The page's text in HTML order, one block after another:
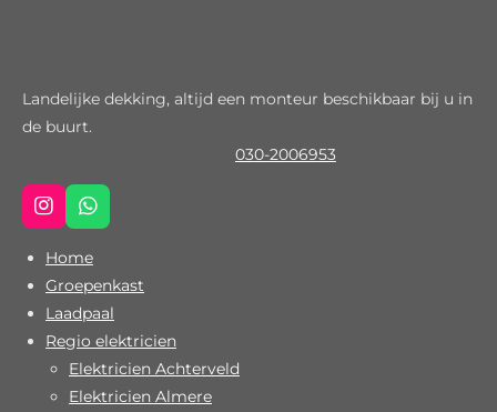
Landelijke dekking, altijd een monteur beschikbaar bij u in
de buurt.
030-2006953
I
n
s
a
g
r
a
m
W
h
a
s
A
p
p
Home
Groepenkast
Laadpaal
Regio elektricien
Elektricien Achterveld
Elektricien Almere